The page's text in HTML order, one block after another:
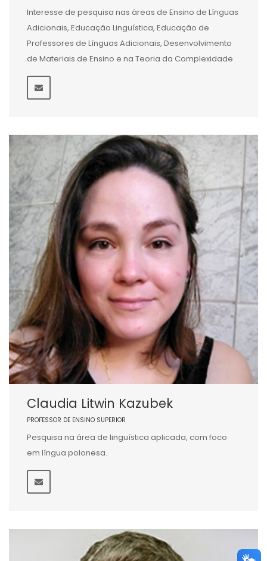
Interesse de pesquisa nas áreas de Ensino de Línguas
Adicionais, Educação Linguística, Educação de
Professores de Línguas Adicionais, Desenvolvimento
de Materiais de Ensino e na Teoria da Complexidade
Claudia Litwin Kazubek
PROFESSOR DE ENSINO SUPERIOR
Pesquisa na área de linguística aplicada, com foco
em língua polonesa.